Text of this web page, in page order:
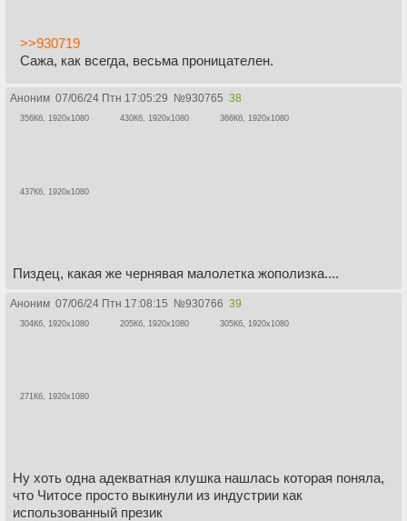
>>930719
Сажа, как всегда, весьма проницателен.
Аноним 07/06/24 Птн 17:05:29 №930765 38
356Кб, 1920x1080 430Кб, 1920x1080 366Кб, 1920x1080
437Кб, 1920x1080
Пиздец, какая же чернявая малолетка жополизка....
Аноним 07/06/24 Птн 17:08:15 №930766 39
304Кб, 1920x1080 205Кб, 1920x1080 305Кб, 1920x1080
271Кб, 1920x1080
Ну хоть одна адекватная клушка нашлась которая поняла,
что Читосе просто выкинули из индустрии как
использованный презик